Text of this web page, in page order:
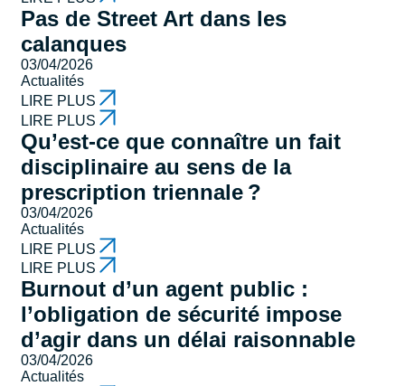
Pas de Street Art dans les
calanques
03/04/2026
Actualités
LIRE PLUS
LIRE PLUS
Qu’est-ce que connaître un fait
disciplinaire au sens de la
prescription triennale ?
03/04/2026
Actualités
LIRE PLUS
LIRE PLUS
Burnout d’un agent public :
l’obligation de sécurité impose
d’agir dans un délai raisonnable
03/04/2026
Actualités